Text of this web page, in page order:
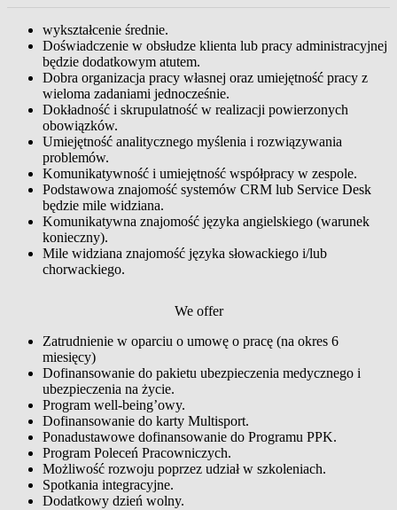
wykształcenie średnie.
Doświadczenie w obsłudze klienta lub pracy administracyjnej
będzie dodatkowym atutem.
Dobra organizacja pracy własnej oraz umiejętność pracy z
wieloma zadaniami jednocześnie.
Dokładność i skrupulatność w realizacji powierzonych
obowiązków.
Umiejętność analitycznego myślenia i rozwiązywania
problemów.
Komunikatywność i umiejętność współpracy w zespole.
Podstawowa znajomość systemów CRM lub Service Desk
będzie mile widziana.
Komunikatywna znajomość języka angielskiego (warunek
konieczny).
Mile widziana znajomość języka słowackiego i/lub
chorwackiego.
We offer
Zatrudnienie w oparciu o umowę o pracę (na okres 6
miesięcy)
Dofinansowanie do pakietu ubezpieczenia medycznego i
ubezpieczenia na życie.
Program well-being’owy.
Dofinansowanie do karty Multisport.
Ponadustawowe dofinansowanie do Programu PPK.
Program Poleceń Pracowniczych.
Możliwość rozwoju poprzez udział w szkoleniach.
Spotkania integracyjne.
Dodatkowy dzień wolny.